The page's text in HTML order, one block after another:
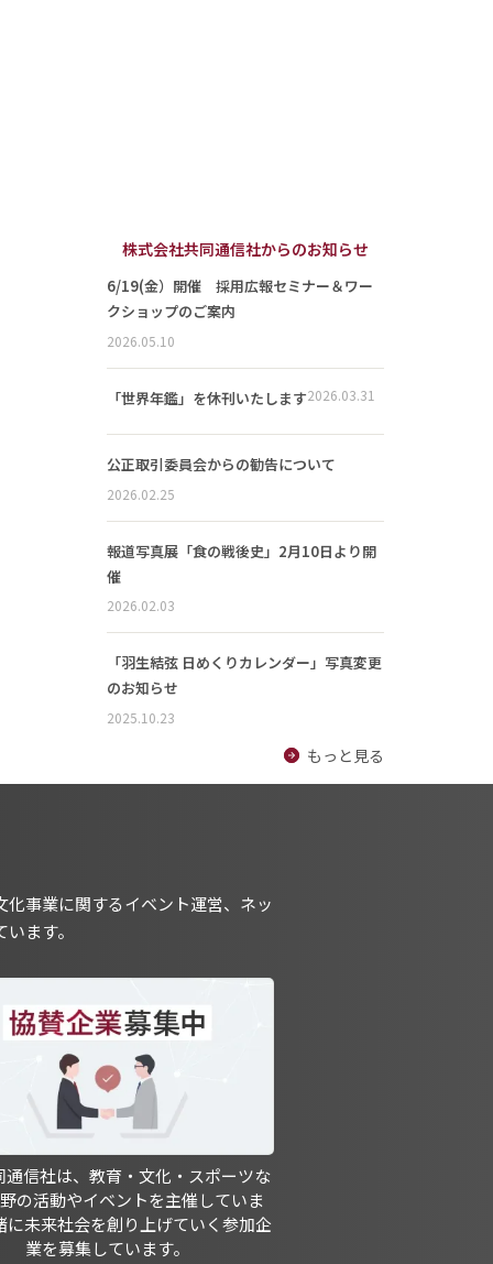
株式会社共同通信社からのお知らせ
6/19(金）開催 採用広報セミナー＆ワー
クショップのご案内
2026.05.10
「世界年鑑」を休刊いたします2026.03.31
公正取引委員会からの勧告について
2026.02.25
報道写真展「食の戦後史」2月10日より開
催
2026.02.03
「羽生結弦 日めくりカレンダー」写真変更
のお知らせ
2025.10.23
もっと見る
事業に関するイベント運営、ネッ
ます。
通信社は、教育・文化・スポーツな
の活動やイベントを主催していま
に未来社会を創り上げていく参加企
業を募集しています。